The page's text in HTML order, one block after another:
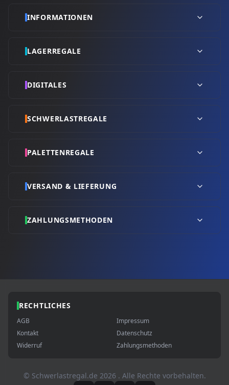
INFORMATIONEN
LAGERREGALE
DIGITALES
SCHWERLASTREGALE
PALETTENREGALE
VERSAND & LIEFERUNG
ZAHLUNGSMETHODEN
RECHTLICHES
AGB
Impressum
Kontakt
Datenschutz
Widerruf
Zahlungsmethoden
© Schwerlastregal.de 2026 . Alle Rechte vorbehalten.